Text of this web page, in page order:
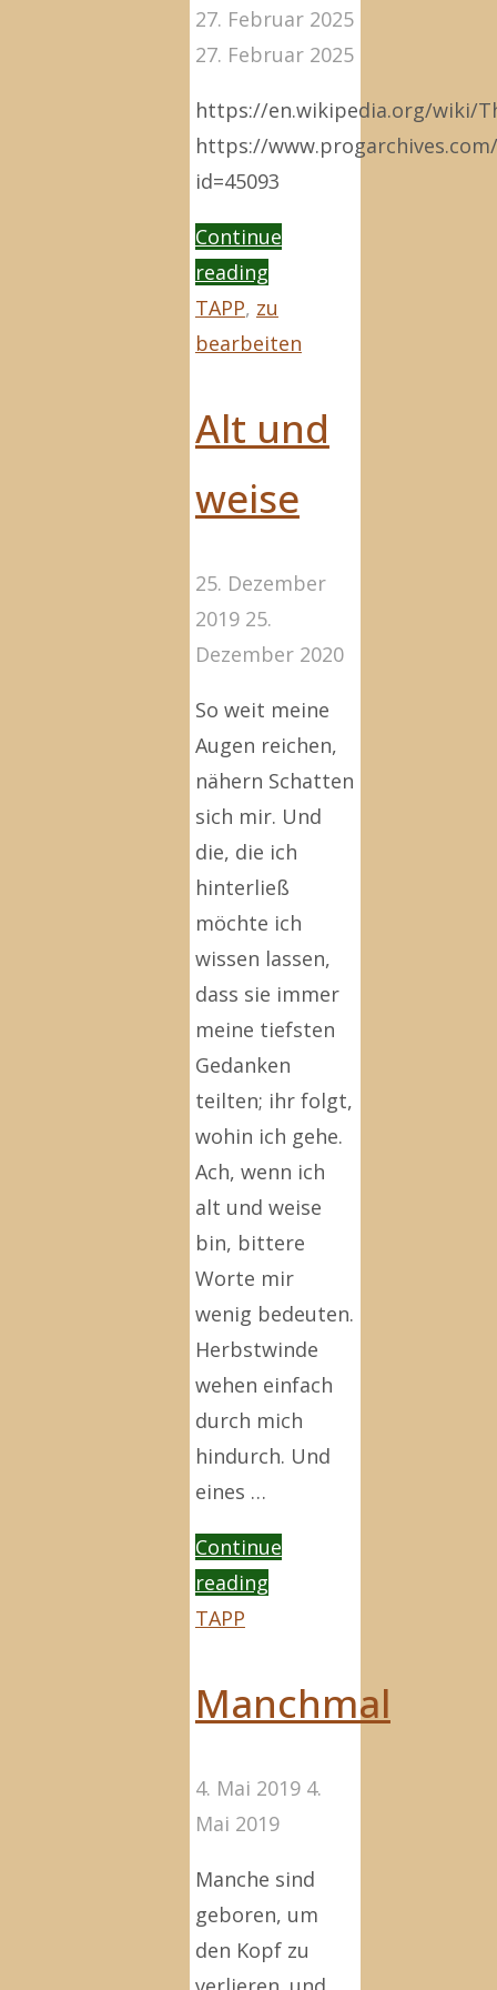
27. Februar 2025
27. Februar 2025
https://en.wikipedia.org/wiki/
https://
id=45093
Continue
reading"The
Sicilian
Defense"
TAPP, zu
bearbeiten
Alt und
weise
25. Dezember
2019 25.
Dezember 2020
So weit meine
Augen reichen,
nähern Schatten
sich mir. Und
die, die ich
hinterließ
möchte ich
wissen lassen,
dass sie immer
meine tiefsten
Gedanken
teilten; ihr folgt,
wohin ich gehe.
Ach, wenn ich
alt und weise
bin, bittere
Worte mir
wenig bedeuten.
Herbstwinde
wehen einfach
durch mich
hindurch. Und
eines …
Continue
reading"Alt
TAPP
Manchmal
4. Mai 2019 4.
Mai 2019
Manche sind
geboren, um
den Kopf zu